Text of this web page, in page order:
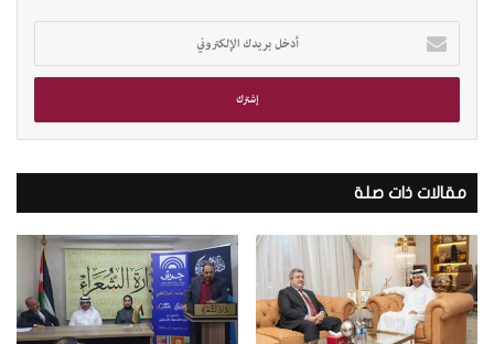
خ
ب
ي
د
ك
ا
ل
إ
ل
مقالات ذات صلة